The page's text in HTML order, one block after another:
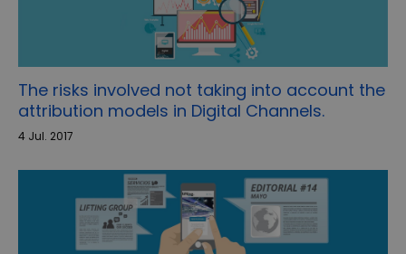
The risks involved not taking into account the
attribution models in Digital Channels.
4 Jul. 2017